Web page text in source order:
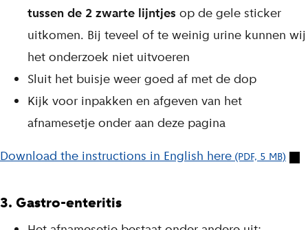
tussen de 2 zwarte lijntjes op de gele sticker
uitkomen. Bij teveel of te weinig urine kunnen wij
het onderzoek niet uitvoeren
Sluit het buisje weer goed af met de dop
Kijk voor inpakken en afgeven van het
afnamesetje onder aan deze pagina
Download the instructions in English here (PDF, 5 MB)
3. Gastro-enteritis